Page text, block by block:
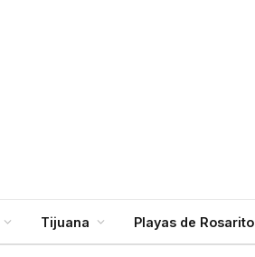
Tijuana Playas de Rosarito